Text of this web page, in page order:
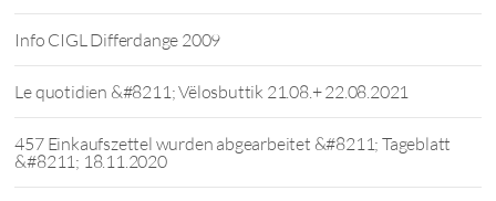
Info CIGL Differdange 2009
Le quotidien &#8211; Vëlosbuttik 21.08.+ 22.08.2021
457 Einkaufszettel wurden abgearbeitet &#8211; Tageblatt
&#8211; 18.11.2020